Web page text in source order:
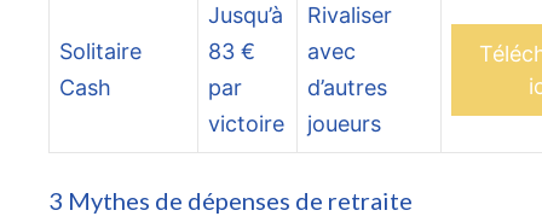
Solitaire
Cash
Jusqu’à
83 €
par
victoire
Rivaliser
avec
d’autres
joueurs
3 Mythes de dépenses de retraite